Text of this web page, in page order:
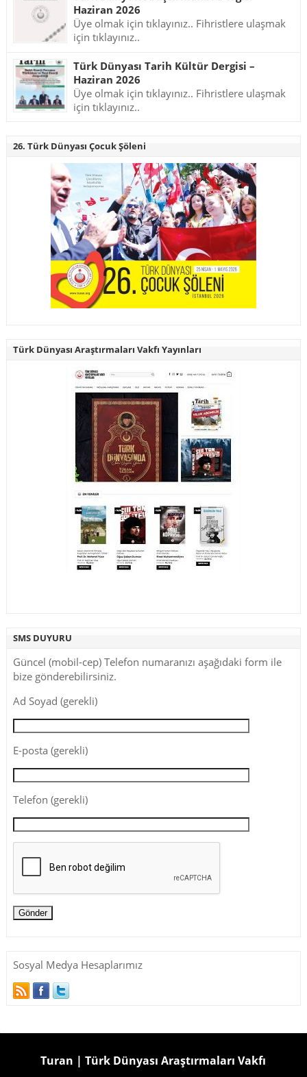
Haziran 2026
Üye olmak için tıklayınız.. Fihristlere ulaşmak
için tıklayınız..
Türk Dünyası Tarih Kültür Dergisi –
Haziran 2026
Üye olmak için tıklayınız.. Fihristlere ulaşmak
için tıklayınız..
26. Türk Dünyası Çocuk Şöleni
Türk Dünyası Araştırmaları Vakfı Yayınları
SMS DUYURU
Güncel (mobil-cep) Telefon numaranızı aşağıdaki form ile
bize gönderebilirsiniz.
Ad Soyad (gerekli)
E-posta (gerekli)
Telefon (gerekli)
Sosyal Medya Hesaplarımız
Turan | Türk Dünyası Araştırmaları Vakfı